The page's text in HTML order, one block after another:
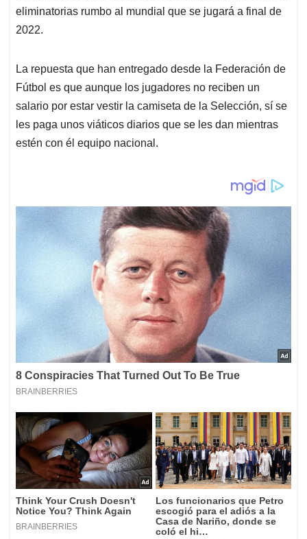
eliminatorias rumbo al mundial que se jugará a final de
2022.
La repuesta que han entregado desde la Federación de
Fútbol es que aunque los jugadores no reciben un
salario por estar vestir la camiseta de la Selección, sí se
les paga unos viáticos diarios que se les dan mientras
estén con él equipo nacional.